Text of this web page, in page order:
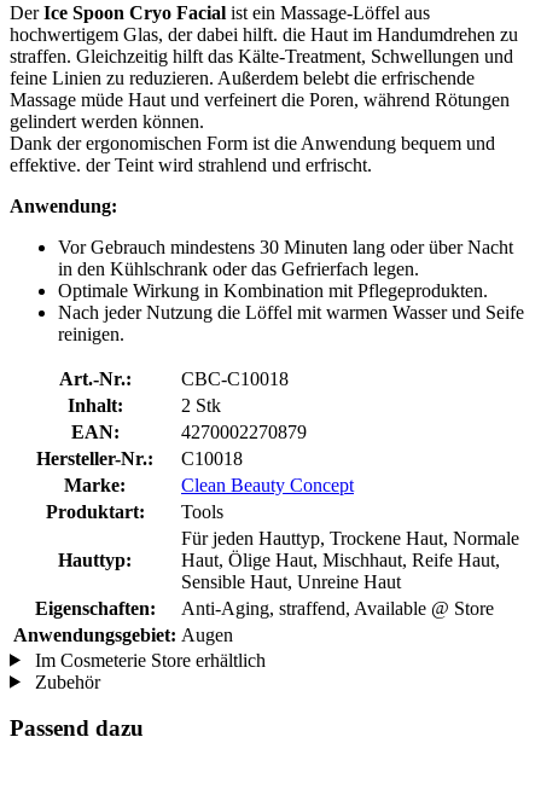
DerIce Spoon Cryo Facial ist ein Massage-Löffel aus
hochwertigem Glas, der dabei hilft. die Haut im Handumdrehen zu
straffen. Gleichzeitig hilft das Kälte-Treatment, Schwellungen und
feine Linien zu reduzieren. Außerdem belebt die erfrischende
Massage müde Haut und verfeinert die Poren, während Rötungen
gelindert werden können.
Dank der ergonomischen Form ist die Anwendung bequem und
effektive. der Teint wird strahlend und erfrischt.
Anwendung:
Vor Gebrauch mindestens 30 Minuten lang oder über Nacht
in den Kühlschrank oder das Gefrierfach legen.
Optimale Wirkung in Kombination mit Pflegeprodukten.
Nach jeder Nutzung die Löffel mit warmen Wasser und Seife
reinigen.
Art.-Nr.:
CBC-C10018
Inhalt:
2 Stk
EAN:
4270002270879
Hersteller-Nr.:
C10018
Marke:
Clean Beauty Concept
Produktart:
Tools
Hauttyp:
Für jeden Hauttyp, Trockene Haut, Normale
Haut, Ölige Haut, Mischhaut, Reife Haut,
Sensible Haut, Unreine Haut
Eigenschaften:
Anti-Aging, straffend, Available @ Store
Anwendungsgebiet: Augen
Im Cosmeterie Store erhältlich
Zubehör
Passend dazu